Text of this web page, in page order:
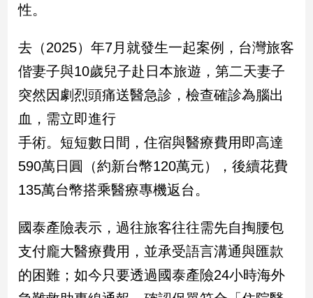
冠
專
區
南
台
觀
點
南
台
灣
觀
點
性。
去（2025）年7月就發生一起案例，台灣旅客
偕妻子與10歲兒子赴日本旅遊，第二天妻子
突然因劇烈頭痛送醫急診，檢查確診為腦出
血，需立即進行
手術。短短數日間，住宿與醫療費用即高達
590萬日圓（約新台幣120萬元），後續花費
135萬台幣搭乘醫療專機返台。
國泰產險表示，過往旅客往往需先自掏腰包
支付龐大醫療費用，並承受語言溝通與匯款
的困難；如今只要透過國泰產險24小時海外